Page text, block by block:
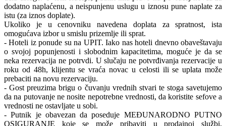
dodatno naplaćenu, a neispunjenu uslugu u iznosu pune naplate za
istu (za iznos doplate).
Ukoliko je u cenovniku navedena doplata za spratnost, ista
omogućava izbor u smislu prizemlje ili sprat.
- Hoteli iz ponude su na UPIT. Iako nas hoteli dnevno obaveštavaju
o svojoj popunjenosti i slobodnim kapacitetima, moguće je da se
neka rezervacija ne potrvdi. U slučaju ne potvrđivanja rezervacije u
roku od 48h, klijentu se vraća novac u celosti ili se uplata može
prebaciti na novu rezervaciju.
- Gost preuzima brigu o čuvanju vrednih stvari te stoga savetujemo
da na putovanje ne nosite nepotrebne vrednosti, da koristite sefove a
vrednosti ne ostavljate u sobi.
- Putnik je obavezan da poseduje MEĐUNARODNO PUTNO
OSIGURANJE koje se može pribaviti u prodajnoj službi.